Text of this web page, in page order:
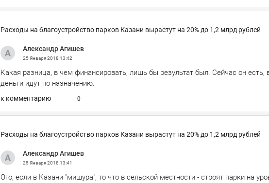
Расходы на благоустройство парков Казани вырастут на 20% до 1,2 млрд рублей
Александр Агишев
25 Января 2018 13:42
Какая разница, в чем финансировать, лишь бы результат был. Сейчас он есть,
деньги идут по назначению.
к комментарию 0
Расходы на благоустройство парков Казани вырастут на 20% до 1,2 млрд рублей
Александр Агишев
25 Января 2018 13:41
Ого, если в Казани "мишура", то что в сельской местности - строят парки на